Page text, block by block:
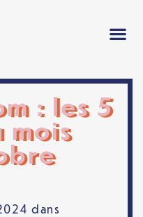
: les 5
mois
dans